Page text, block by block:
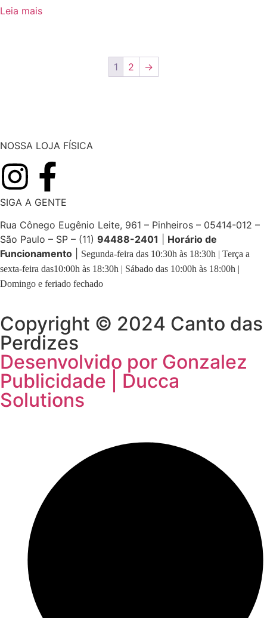
Leia mais
1 2 →
NOSSA LOJA FÍSICA
SIGA A GENTE
Rua Cônego Eugênio Leite, 961 – Pinheiros – 05414-012 –
São Paulo – SP – (11) 94488-2401
Horário de
Funcionamento
Segunda-feira das 10:30h às 18:30h | Terça a
sexta-feira das10:00h às 18:30h | Sábado das 10:00h às 18:00h |
Domingo e feriado fechado
Copyright © 2024 Canto das
Perdizes
Desenvolvido por Gonzalez
Publicidade | Ducca
Solutions